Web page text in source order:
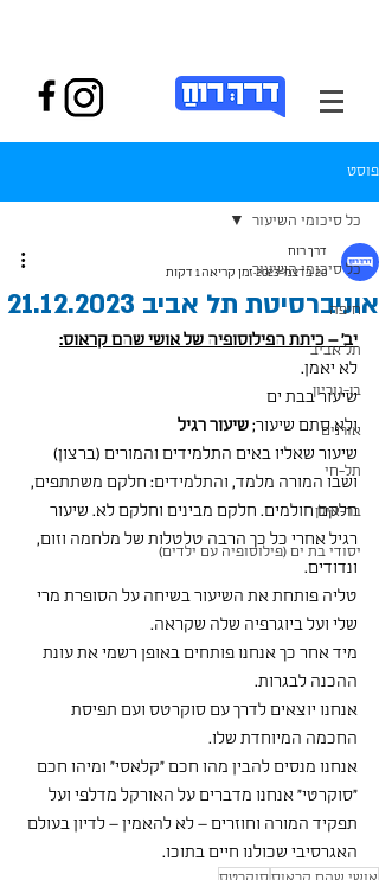
פוסט
כל סיכומי השיעור
חיפה
תל אביב
בן-גוריון
אורנים
תל-חי
בר-אילן
יסודי בת ים (פילוסופיה עם ילדים)
כל סיכומי השיעור
אוניברסיטת תל אביב 21.12.2023
דרך רוח
20 בדצמ׳ 2023
זמן קריאה 1 דקות
יב' – כיתת הפילוסופיה של אושי שהם קראוס:
לא יאמן.
שיעור בבת ים
ולא סתם שיעור; שיעור רגיל
שיעור שאליו באים התלמידים והמורים (ברצון)
ושבו המורה מלמד, והתלמידים: חלקם משתתפים,
חלקם חולמים. חלקם מבינים וחלקם לא. שיעור
רגיל אחרי כל כך הרבה טלטלות של מלחמה וזום,
ונדודים.
טליה פותחת את השיעור בשיחה על הסופרת מרי
שלי ועל ביוגרפיה שלה שקראה.
מיד אחר כך אנחנו פותחים באופן רשמי את עונת
ההכנה לבגרות.
אנחנו יוצאים לדרך עם סוקרטס ועם תפיסת
החכמה המיוחדת שלו.
אנחנו מנסים להבין מהו חכם "קלאסי" ומיהו חכם
"סוקרטי" אנחנו מדברים על האורקל מדלפי ועל
תפקיד המורה וחוזרים – לא להאמין – לדיון בעולם
האגרסיבי שכולנו חיים בתוכו.